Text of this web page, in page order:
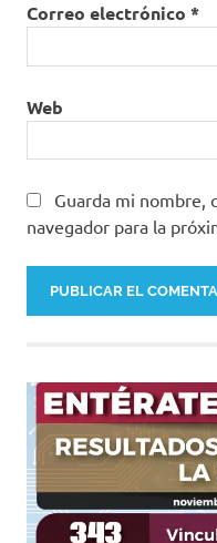
Correo electrónico *
Web
Guarda mi nombre,
navegador para la